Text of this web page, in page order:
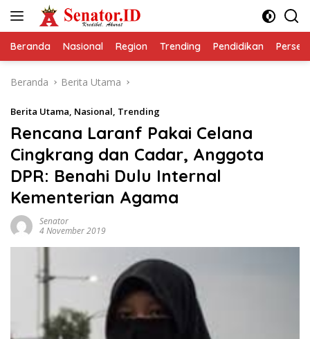
Beranda Nasional Region Trending Pendidikan
Beranda Berita Utama
Berita Utama, Nasional, Trending
Rencana Laranf Pakai Celana
Cingkrang dan Cadar, Anggota
DPR: Benahi Dulu Internal
Kementerian Agama
Senator
4 November 2019